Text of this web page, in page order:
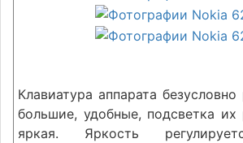
Клавиатура аппарата
большие, удобные, подсветка их
яркая. Яркость